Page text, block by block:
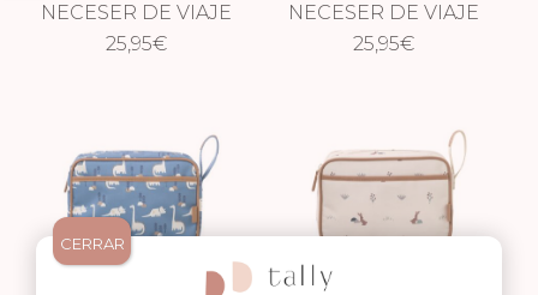
NECESER DE VIAJE
IMPERMEABLE
25,95€
NECESER DE VIAJE
IMPERMEABLE
25,95€
CERRAR